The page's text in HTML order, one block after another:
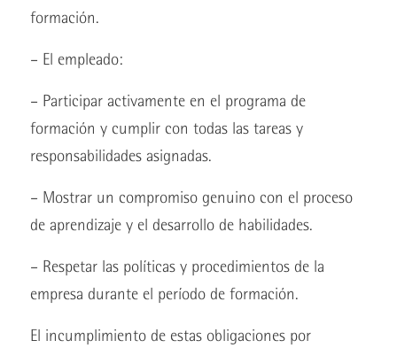
formación.
– El empleado:
– Participar activamente en el programa de
formación y cumplir con todas las tareas y
responsabilidades asignadas.
– Mostrar un compromiso genuino con el proceso
de aprendizaje y el desarrollo de habilidades.
– Respetar las políticas y procedimientos de la
empresa durante el período de formación.
El incumplimiento de estas obligaciones por